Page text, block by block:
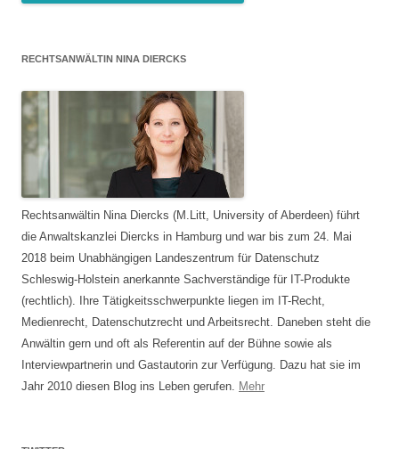
RECHTSANWÄLTIN NINA DIERCKS
Rechtsanwältin Nina Diercks (M.Litt, University of Aberdeen) führt
die Anwaltskanzlei Diercks in Hamburg und war bis zum 24. Mai
2018 beim Unabhängigen Landeszentrum für Datenschutz
Schleswig-Holstein anerkannte Sachverständige für IT-Produkte
(rechtlich). Ihre Tätigkeitsschwerpunkte liegen im IT-Recht,
Medienrecht, Datenschutzrecht und Arbeitsrecht. Daneben steht die
Anwältin gern und oft als Referentin auf der Bühne sowie als
Interviewpartnerin und Gastautorin zur Verfügung. Dazu hat sie im
Jahr 2010 diesen Blog ins Leben gerufen. Mehr